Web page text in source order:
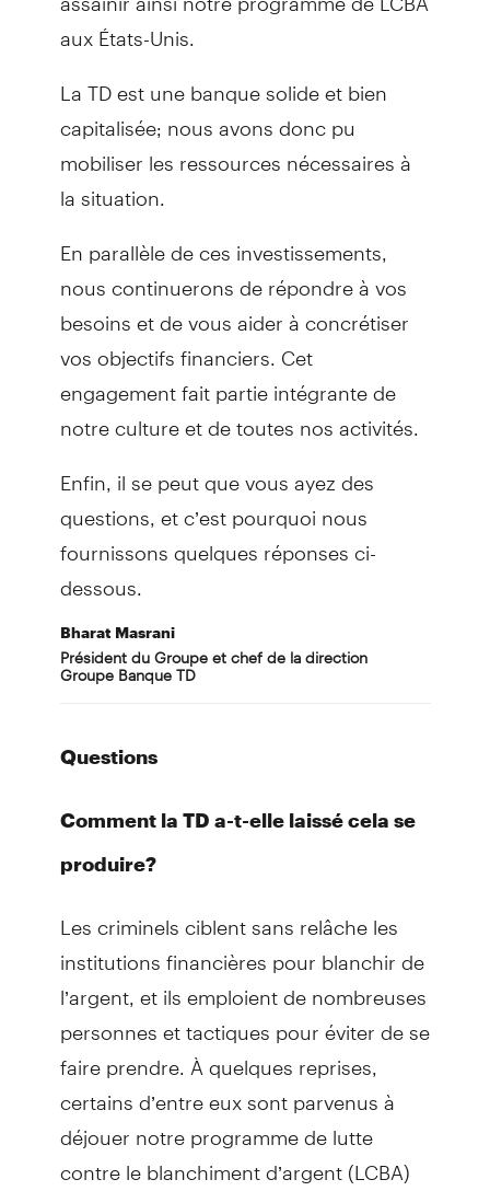
aux États-Unis.
La TD est une banque solide et bien
capitalisée; nous avons donc pu
mobiliser les ressources nécessaires à
la situation.
En parallèle de ces investissements,
nous continuerons de répondre à vos
besoins et de vous aider à concrétiser
vos objectifs financiers. Cet
engagement fait partie intégrante de
notre culture et de toutes nos activités.
Enfin, il se peut que vous ayez des
questions, et c’est pourquoi nous
fournissons quelques réponses ci-
dessous.
Bharat Masrani
Président du Groupe et chef de la direction
Groupe Banque TD
Questions
Comment la TD a-t-elle laissé cela se
produire?
Les criminels ciblent sans relâche les
institutions financières pour blanchir de
l’argent, et ils emploient de nombreuses
personnes et tactiques pour éviter de se
faire prendre. À quelques reprises,
certains d’entre eux sont parvenus à
déjouer notre programme de lutte
contre le blanchiment d’argent (LCBA)